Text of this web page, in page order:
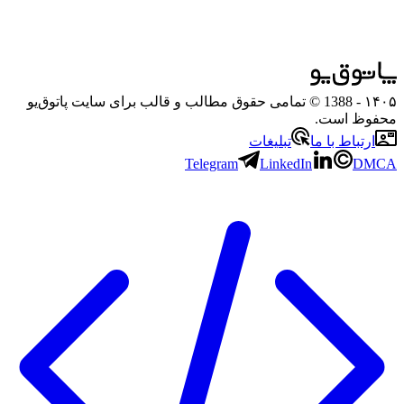
۱۴۰۵
- 1388 © تمامی حقوق مطالب و قالب برای سایت پاتوق‌یو
محفوظ است.
ارتباط با ما
تبلیغات
Telegram
LinkedIn DMCA